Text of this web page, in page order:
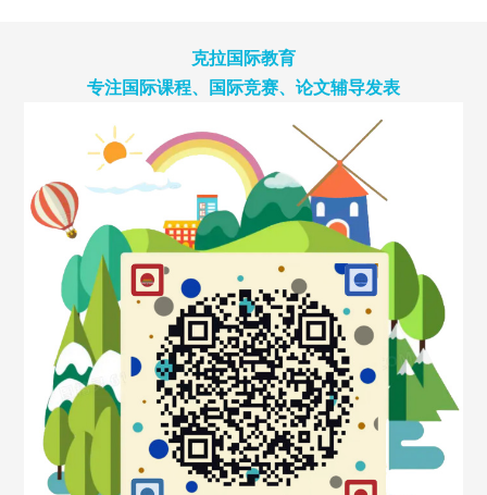
克拉国际教育
专注国际课程、国际竞赛、论文辅导发表